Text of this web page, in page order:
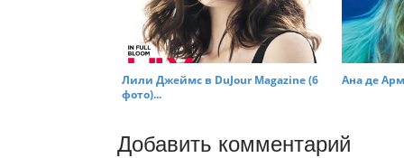
Лили Джеймс в DuJour Magazine (6
фото)...
Ана де
Добавить комментарий